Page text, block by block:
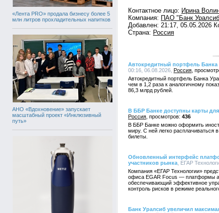
«Лента PRO» продала бизнесу более 5
млн литров прохладительных напитков
АНО «Вдохновение» запускает
масштабный проект «Инклюзивный
путь»
Контактное лицо: Ирина
Компания: ПАО "Банк
Добавлен: 21:17, 05.05.2026
Страна: Россия
Автокредитный портфель
00:16, 06.08.2026, Россия
Автокредитный портфель Банка
чем в 1,2 раза к аналогичному
86,3 млрд рублей.
В ББР Банке доступны карты
Россия
436
В ББР Банке можно оформить
миру. С ней легко расплачиваться
билеты.
Обновленный интерфейс
участников рынка , ЕГАР
Компания «ЕГАР Технологии»
офиса EGAR Focus — платформы
обеспечивающий эффективное
контроль рисков в режиме
Банк Уралсиб увеличил